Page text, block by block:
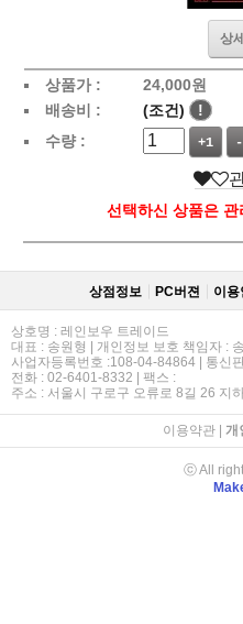
상
상품가 : 24,000원
배송비 :
(조건)
!
수량 :
+1
선택하신 상품은
상점정보 PC버젼 이용
상호명 : 레인보우 트레이드
대표 : 송원형 | 개인정보 보호 책임자 :
사업자등록번호 :108-04-84864 | 통신
전화 : 02-6401-8332 | 팩스 :
주소 : 서울시 구로구 오류로 8길 26 지
이용약관| 개
ⓒ All